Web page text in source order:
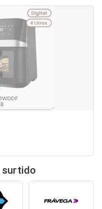
surtido